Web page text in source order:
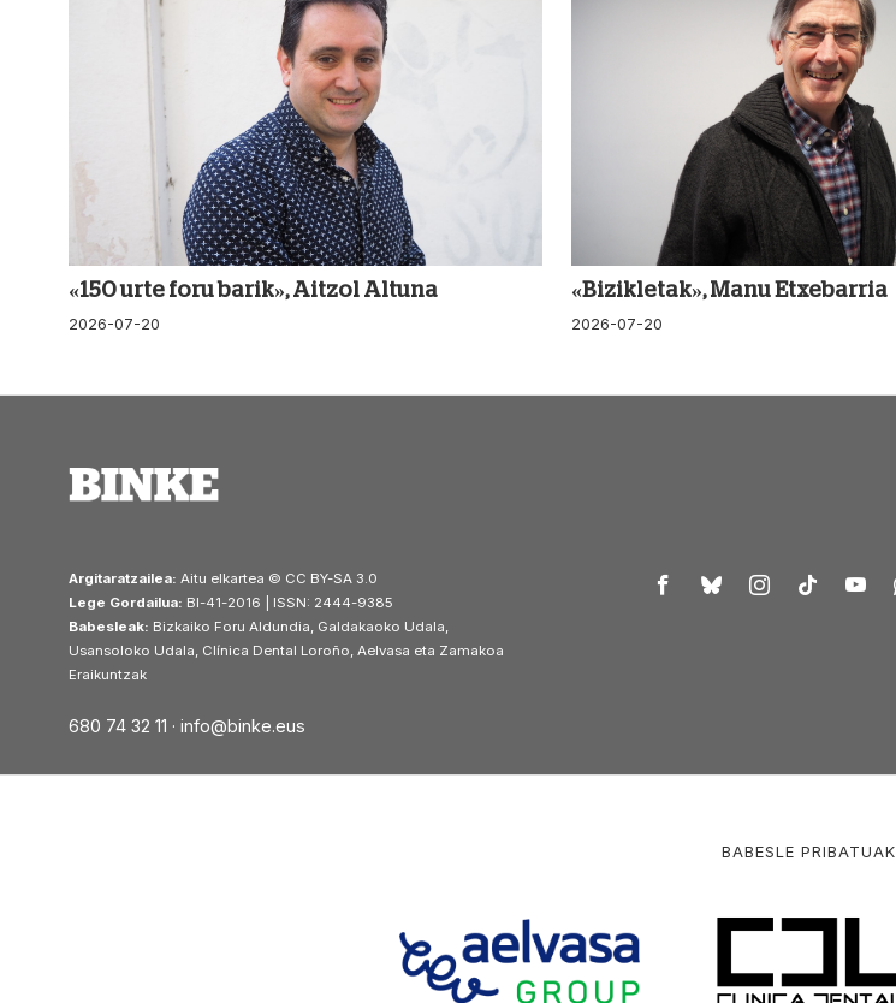
«150 urte foru barik», Aitzol Altuna
2026-07-20
«Bizikletak», Manu Etxebarria
2026-07-20
Argitaratzailea: Aitu elkartea © CC BY-SA 3.0
Lege Gordailua: BI-41-2016 | ISSN: 2444-9385
Babesleak: Bizkaiko Foru Aldundia, Galdakaoko Udala,
Usansoloko Udala, Clínica Dental Loroño, Aelvasa eta Zamakoa
Eraikuntzak
680 74 32 11 · info@binke.eus
BABESLE PRIBATUAK